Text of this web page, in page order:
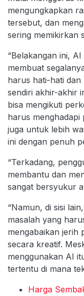
mengungkapkan
tersebut, dan
sering memikirkan
“Belakangan ini,
membuat
harus hati-hati dan
sendiri akhir-akhir
bisa mengikuti
harus menghadapi
juga untuk lebih
ini dengan penuh
“Terkadang,
membantu dan
sangat bersyukur
“Namun, di sisi
masalah yang
mengabaikan jerih
secara kreatif.
menggunakan AI
tertentu di mana
Harga